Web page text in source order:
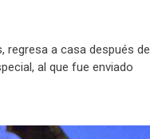
regresa a casa después de
al que fue enviado